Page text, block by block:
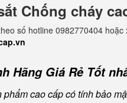
Chống cháy
số hotline 0982770404
Hãng Giá Rẻ Tốt
cao cấp có tính bảo